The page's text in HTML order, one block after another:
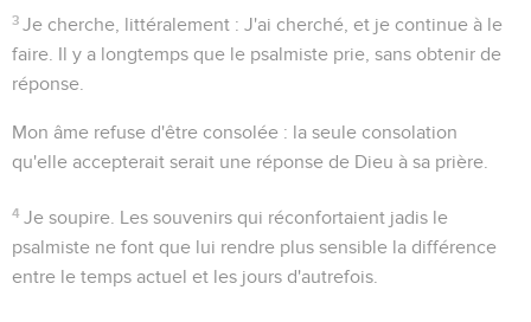
3 Je cherche , littéralement :J'ai cherché , et je continue à le
faire. Il y a longtemps que le psalmiste prie, sans obtenir de
réponse.
Mon âme refuse d'être consolée : la seule consolation
qu'elle accepterait serait une réponse de Dieu à sa prière.
4 Je soupire . Les souvenirs qui réconfortaient jadis le
psalmiste ne font que lui rendre plus sensible la différence
entre le temps actuel et les jours d'autrefois.